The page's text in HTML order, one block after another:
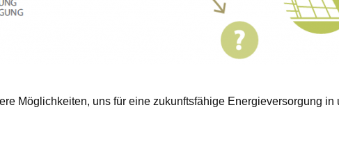
Möglichkeiten, uns für eine zukunftsfähige Energieversorgung